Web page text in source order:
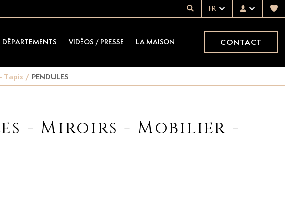
FR
DÉPARTEMENTS VIDÉOS / PRESSE LA MAISON CONTACT
Tapis / PENDULES
- Miroirs - Mobilier -